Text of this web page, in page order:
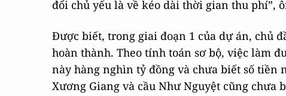
đổi chủ yếu là về kéo dài thời gian thu phí”,
Được biết, trong giai đoạn 1 của dự án, chủ
hoàn thành. Theo tính toán sơ bộ, việc làm
này hàng nghìn tỷ đồng và chưa biết số tiền
Xương Giang và cầu Như Nguyệt cũng chưa